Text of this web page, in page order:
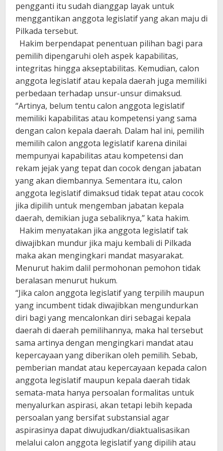
pengganti itu sudah dianggap layak untuk
menggantikan anggota legislatif yang akan maju di
Pilkada tersebut.
Hakim berpendapat penentuan pilihan bagi para
pemilih dipengaruhi oleh aspek kapabilitas,
integritas hingga akseptabilitas. Kemudian, calon
anggota legislatif atau kepala daerah juga memiliki
perbedaan terhadap unsur-unsur dimaksud.
“Artinya, belum tentu calon anggota legislatif
memiliki kapabilitas atau kompetensi yang sama
dengan calon kepala daerah. Dalam hal ini, pemilih
memilih calon anggota legislatif karena dinilai
mempunyai kapabilitas atau kompetensi dan
rekam jejak yang tepat dan cocok dengan jabatan
yang akan diembannya. Sementara itu, calon
anggota legislatif dimaksud tidak tepat atau cocok
jika dipilih untuk mengemban jabatan kepala
daerah, demikian juga sebaliknya,” kata hakim.
Hakim menyatakan jika anggota legislatif tak
diwajibkan mundur jika maju kembali di Pilkada
maka akan mengingkari mandat masyarakat.
Menurut hakim dalil permohonan pemohon tidak
beralasan menurut hukum.
“Jika calon anggota legislatif yang terpilih maupun
yang incumbent tidak diwajibkan mengundurkan
diri bagi yang mencalonkan diri sebagai kepala
daerah di daerah pemilihannya, maka hal tersebut
sama artinya dengan mengingkari mandat atau
kepercayaan yang diberikan oleh pemilih. Sebab,
pemberian mandat atau kepercayaan kepada calon
anggota legislatif maupun kepala daerah tidak
semata-mata hanya persoalan formalitas untuk
menyalurkan aspirasi, akan tetapi lebih kepada
persoalan yang bersifat substansial agar
aspirasinya dapat diwujudkan/diaktualisasikan
melalui calon anggota legislatif yang dipilih atau